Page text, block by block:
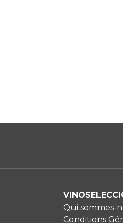
Qui sommes-
Conditions